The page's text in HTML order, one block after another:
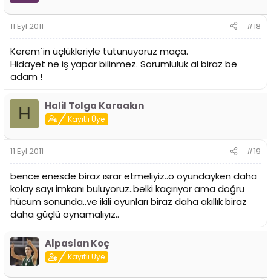
11 Eyl 2011 #18
Kerem´in üçlükleriyle tutunuyoruz maça.
Hidayet ne iş yapar bilinmez. Sorumluluk al biraz be
adam !
H Halil Tolga Karaakın
Kayıtlı Üye
11 Eyl 2011 #19
bence enesde biraz ısrar etmeliyiz..o oyundayken daha
kolay sayı imkanı buluyoruz..belki kaçırıyor ama doğru
hücum sonunda..ve ikili oyunları biraz daha akıllık biraz
daha güçlü oynamalıyız..
Alpaslan Koç
Kayıtlı Üye